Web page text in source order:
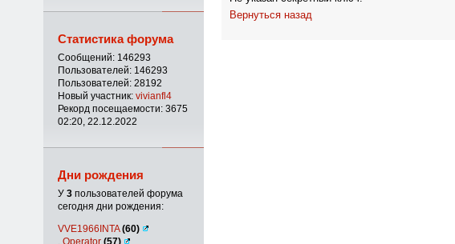
Вернуться назад
Статистика форума
Сообщений: 146293
Пользователей: 146293
Пользователей: 28192
Новый участник: vivianfl4
Рекорд посещаемости: 3675
02:20, 22.12.2022
Дни рождения
У 3пользователей форума
сегодня дни рождения:
VVE1966INTA(60)
Operator (57)